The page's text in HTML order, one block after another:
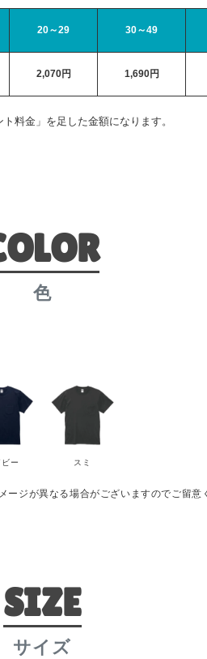
20～29 30～49
2,070円 1,690円
料金」を足した金額になります。
色
ー スミ
ジが異なる場合がございますのでご留意
SIZE
サイズ